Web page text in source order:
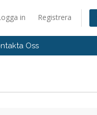
in Registrera
Oss